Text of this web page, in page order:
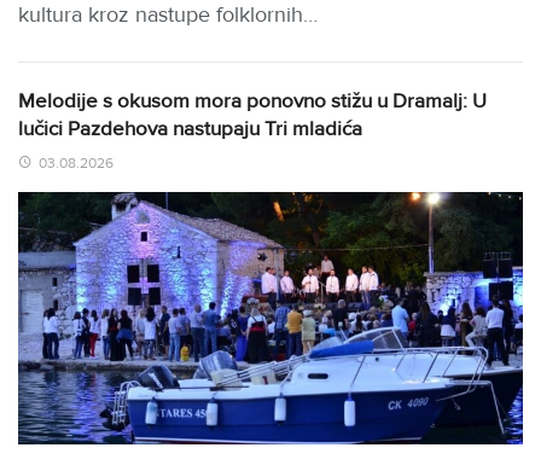
kultura kroz nastupe folklornih…
Melodije s okusom mora ponovno stižu u Dramalj: U
lučici Pazdehova nastupaju Tri mladića
03.08.2026